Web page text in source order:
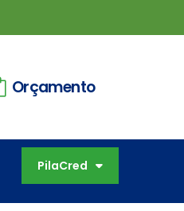
Orçamento
PilaCred